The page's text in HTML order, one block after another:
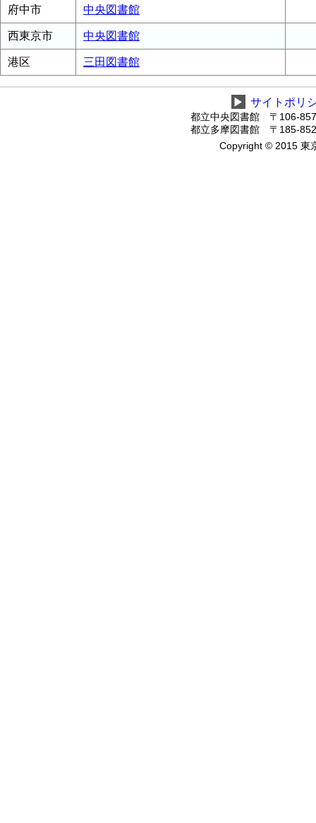
府中市 中央図書館
西東京市 中央図書館
港区 三田図書館
▶ サイトポリ
都立中央図書館 〒106-
都立多摩図書館 〒185-
Copyright © 2015 東